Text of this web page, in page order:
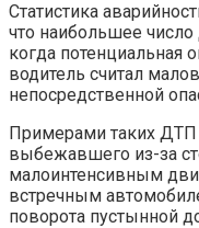
Статистика
что наибольшее
когда потенциальная
водитель считал
непосредственной
Примерами таких
выбежавшего из-за
малоинтенсивным
встречным
поворота пустынной